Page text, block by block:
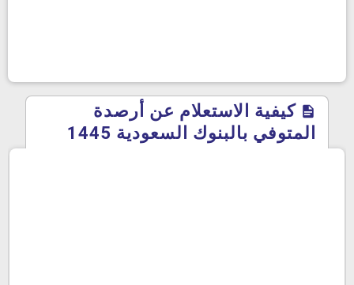
كيفية الاستعلام عن أرصدة
المتوفي بالبنوك السعودية 1445